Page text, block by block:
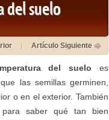
del suelo
Artículo Siguiente
del suelo es
las semillas germinen,
o en el exterior. También
para saber qué tan bien